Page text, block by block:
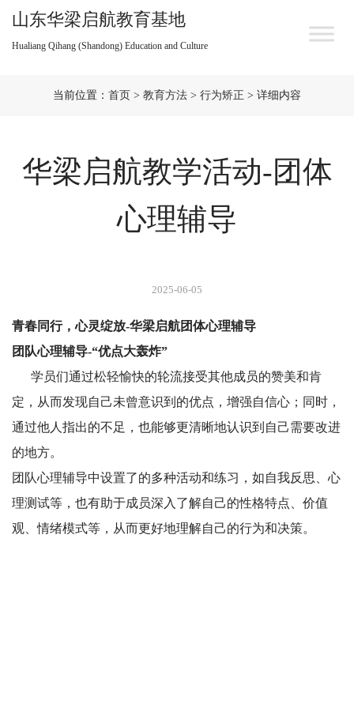
山东华梁启航教育基地
Hualiang Qihang (Shandong) Education and Culture
当前位置： 首页 > 教育方法 > 行为矫正 > 详细内容
华梁启航教学活动-团体
心理辅导
2025-06-05
青春同行，心灵绽放-华梁启航团体心理辅导
团队心理辅导-“优点大轰炸”
学员们通过松轻愉快的轮流接受其他成员的赞美和肯
定，从而发现自己未曾意识到的优点，增强自信心；同时，
通过他人指出的不足，也能够更清晰地认识到自己需要改进
的地方。
团队心理辅导中设置了的多种活动和练习，如自我反思、心
理测试等，也有助于成员深入了解自己的性格特点、价值
观、情绪模式等，从而更好地理解自己的行为和决策。